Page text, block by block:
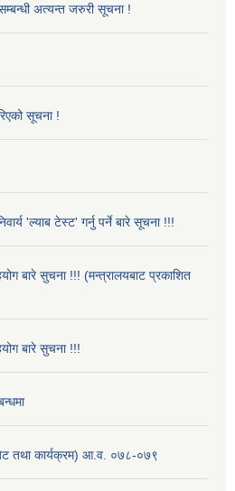
अत्यन्त जरुरी सूचना !
सूचना !
'ल्याब टेस्ट' गर्नु पर्ने बारे सूचना !!!
बारे सुचना !!! (मन्त्रालयबाट प्रकाशित
बारे सुचना !!!
तथा कार्यक्रम) आ.व. ०७८-०७९